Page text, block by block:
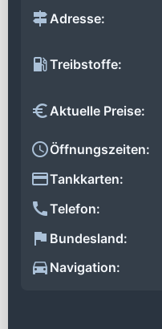
Adresse:
Treibstoffe:
Aktuelle Preise:
Öffnungszeiten:
Tankkarten:
Telefon:
Bundesland:
Navigation: